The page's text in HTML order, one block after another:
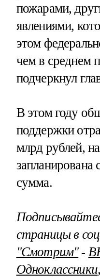
пожарами,
явлениями,
этом
чем в среднем
подчеркнул
В этом году
поддержки
млрд рублей,
запланирована
сумма.
страницы в
"Смотрим"‐
Одноклассники